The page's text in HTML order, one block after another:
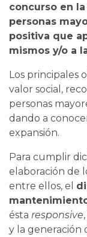
concurso en
personas
positiva que
mismos y/o a
Los principales
valor social,
personas
dando a
expansión.
Para cumplir
elaboración de
entre ellos, el
ésta responsive
y la generación